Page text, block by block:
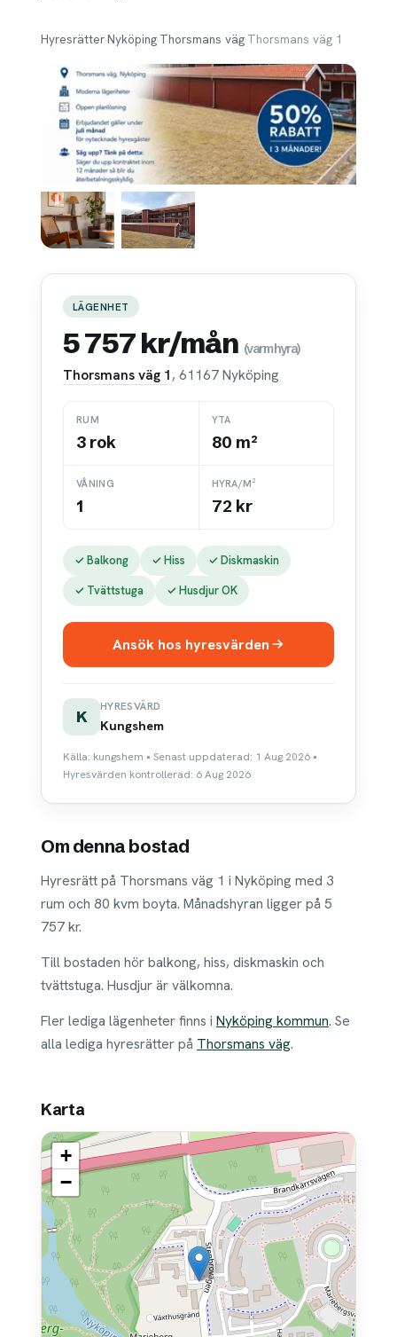
Hyresrätter›Nyköping›Thorsmans väg›Thorsmans väg 1
LÄGENHET
5 757 kr/mån (varmhyra)
Thorsmans väg 1, 61167 Nyköping
RUM
3 rok
YTA
80 m²
VÅNING
1
HYRA/M²
72 kr
✓ Balkong ✓ Hiss
✓ Diskmaskin
✓ Tvättstuga
✓ Husdjur OK
Ansök hos hyresvärden
K
HYRESVÄRD
Kungshem
Källa: kungshem • Senast uppdaterad: 1 Aug 2026 •
Hyresvärden kontrollerad: 6 Aug 2026
Om denna bostad
Hyresrätt på Thorsmans väg 1 i Nyköping med 3
rum och 80 kvm boyta. Månadshyran ligger på 5
757 kr.
Till bostaden hör balkong, hiss, diskmaskin och
tvättstuga. Husdjur är välkomna.
Fler lediga lägenheter finns i Nyköping kommun. Se
alla lediga hyresrätter på Thorsmans väg.
Karta
+
−